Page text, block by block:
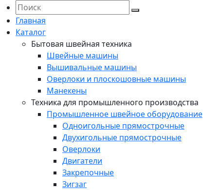
Главная
Каталог
Бытовая швейная техника
Швейные машины
Вышивальные машины
Оверлоки и плоскошовные машины
Манекены
Техника для промышленного производства
Промышленное швейное оборудование
Одноигольные прямострочные
Двухигольные прямострочные
Оверлоки
Двигатели
Закрепочные
Зигзаг